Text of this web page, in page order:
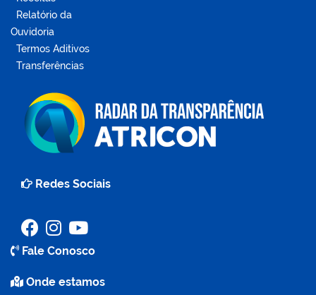
Relatório da
Ouvidoria
Termos Aditivos
Transferências
Redes Sociais
Fale Conosco
Onde estamos